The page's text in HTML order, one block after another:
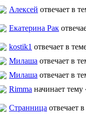
Алексей отвечает в
Екатерина Рак
kostik1 отвечает в
Милаша отвечает в
Милаша отвечает в
Rimma начинает тему
Странница отвечает